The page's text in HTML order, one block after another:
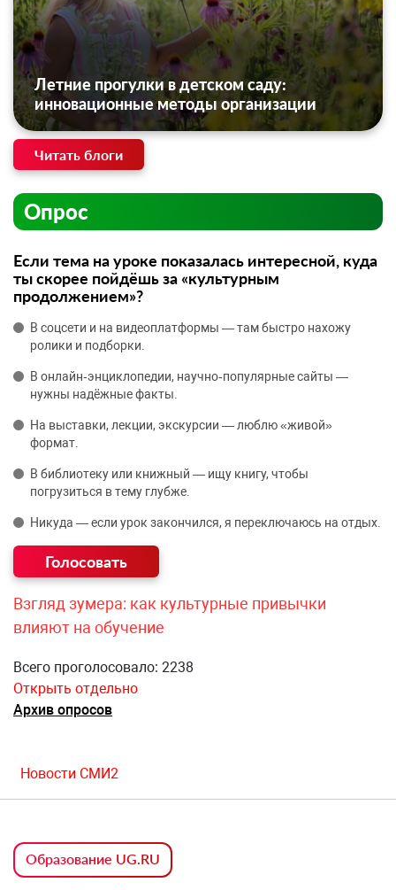
Летние прогулки в детском саду:
инновационные методы организации
Читать блоги
Опрос
Если тема на уроке показалась интересной, куда
ты скорее пойдёшь за «культурным
продолжением»?
В соцсети и на видеоплатформы — там быстро нахожу
ролики и подборки.
В онлайн‑энциклопедии, научно‑популярные сайты —
нужны надёжные факты.
На выставки, лекции, экскурсии — люблю «живой»
формат.
В библиотеку или книжный — ищу книгу, чтобы
погрузиться в тему глубже.
Никуда — если урок закончился, я переключаюсь на отдых.
Взгляд зумера: как культурные привычки
влияют на обучение
Всего проголосовало: 2238
Открыть отдельно
Архив опросов
Новости СМИ2
Образование UG.RU